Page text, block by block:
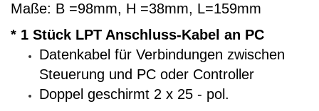
Maße: B =98mm, H =38mm, L=159mm
* 1 Stück LPT Anschluss-Kabel an PC
Datenkabel für Verbindungen zwischen
Steuerung und PC oder Controller
Doppel geschirmt 2 x 25 - pol.